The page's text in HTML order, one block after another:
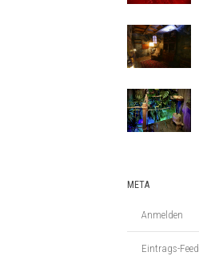
META
Anmelden
Eintrags-Feed